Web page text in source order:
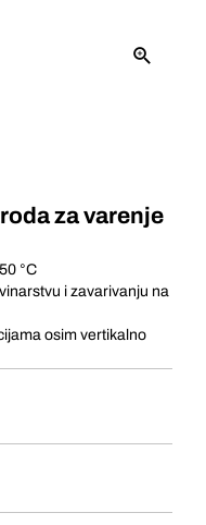
za varenje
°C
i zavarivanju na
osim vertikalno